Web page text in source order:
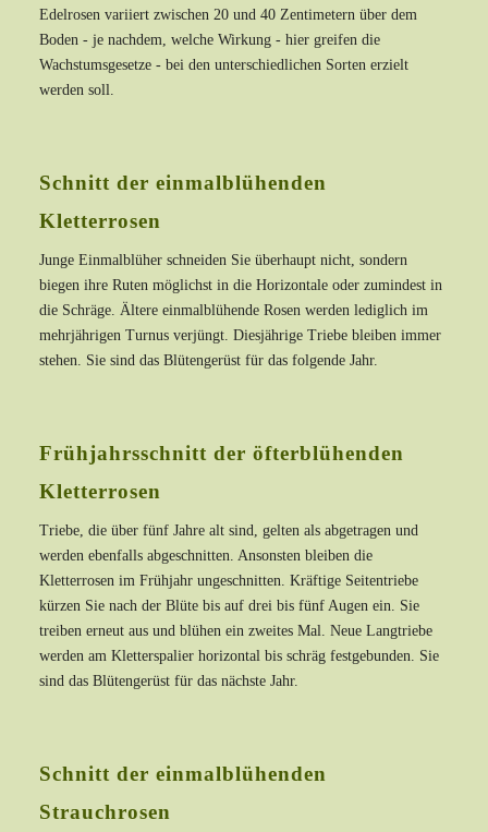
Edelrosen variiert zwischen 20 und 40 Zentimetern über dem
Boden - je nachdem, welche Wirkung - hier greifen die
Wachstumsgesetze - bei den unterschiedlichen Sorten erzielt
werden soll.
Schnitt der einmalblühenden
Kletterrosen
Junge Einmalblüher schneiden Sie überhaupt nicht, sondern
biegen ihre Ruten möglichst in die Horizontale oder zumindest in
die Schräge. Ältere einmalblühende Rosen werden lediglich im
mehrjährigen Turnus verjüngt. Diesjährige Triebe bleiben immer
stehen. Sie sind das Blütengerüst für das folgende Jahr.
Frühjahrsschnitt der öfterblühenden
Kletterrosen
Triebe, die über fünf Jahre alt sind, gelten als abgetragen und
werden ebenfalls abgeschnitten. Ansonsten bleiben die
Kletterrosen im Frühjahr ungeschnitten. Kräftige Seitentriebe
kürzen Sie nach der Blüte bis auf drei bis fünf Augen ein. Sie
treiben erneut aus und blühen ein zweites Mal. Neue Langtriebe
werden am Kletterspalier horizontal bis schräg festgebunden. Sie
sind das Blütengerüst für das nächste Jahr.
Schnitt der einmalblühenden
Strauchrosen